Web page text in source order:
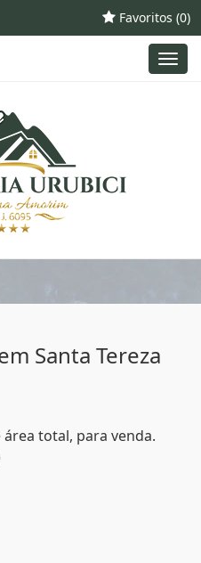
Favoritos (0)
Santa Tereza
total, para venda.